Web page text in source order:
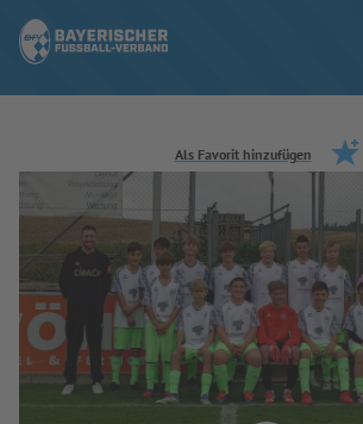
ERGEBNISSE & WETTBEWERBE
NEUIGKEITEN
SPIELBETRIEB & VERBANDSLEBEN
AUSBILDUNG & FÖRDERUNG
Als Favorit hinzufügen